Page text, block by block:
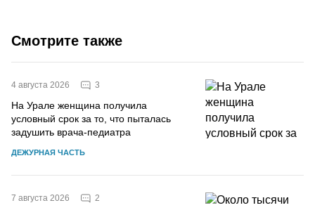
Смотрите также
4 августа 2026 3
На Урале женщина получила
условный срок за то, что пыталась
задушить врача-педиатра
ДЕЖУРНАЯ ЧАСТЬ
7 августа 2026 2